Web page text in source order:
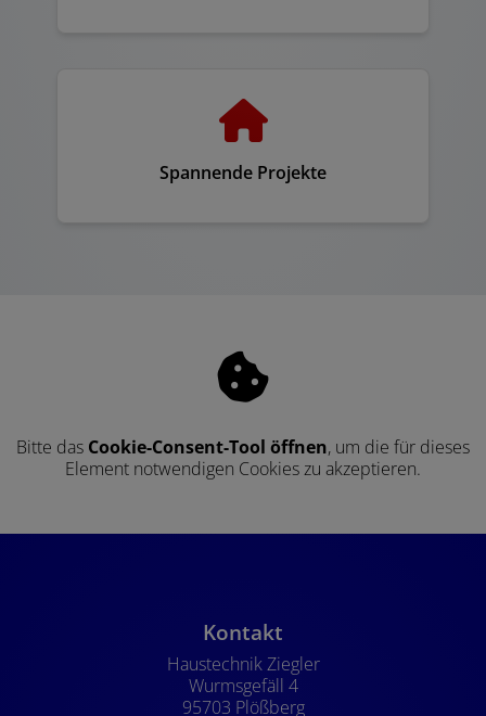
Spannende Projekte
Bitte das Cookie-Consent-Tool öffnen, um die für dieses
Element notwendigen Cookies zu akzeptieren.
Kontakt
Haustechnik Ziegler
Wurmsgefäll 4
95703 Plößberg